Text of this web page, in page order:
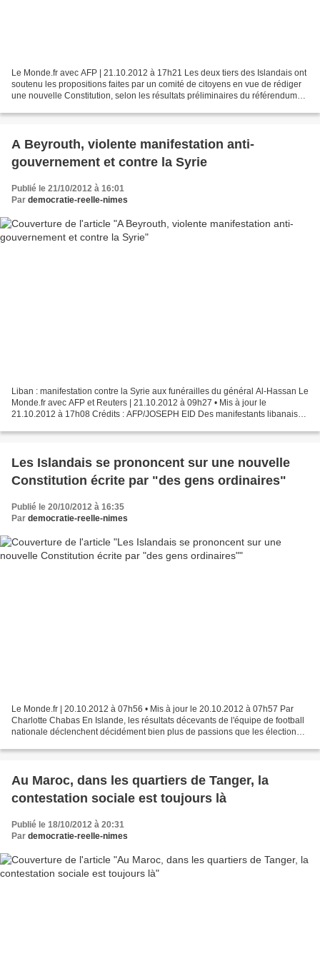
Le Monde.fr avec AFP | 21.10.2012 à 17h21 Les deux tiers des Islandais ont
soutenu les propositions faites par un comité de citoyens en vue de rédiger
une nouvelle Constitution, selon les résultats préliminaires du référendum
A Beyrouth, violente manifestation anti-
gouvernement et contre la Syrie
Publié le 21/10/2012 à 16:01
Par democratie-reelle-nimes
Liban : manifestation contre la Syrie aux funérailles du général Al-Hassan Le
Monde.fr avec AFP et Reuters | 21.10.2012 à 09h27 • Mis à jour le
21.10.2012 à 17h08 Crédits : AFP/JOSEPH EID Des manifestants libanais
Les Islandais se prononcent sur une nouvelle
Constitution écrite par "des gens ordinaires"
Publié le 20/10/2012 à 16:35
Par democratie-reelle-nimes
Le Monde.fr | 20.10.2012 à 07h56 • Mis à jour le 20.10.2012 à 07h57 Par
Charlotte Chabas En Islande, les résultats décevants de l'équipe de football
nationale déclenchent décidément bien plus de passions que les élections.
Au Maroc, dans les quartiers de Tanger, la
contestation sociale est toujours là
Publié le 18/10/2012 à 20:31
Par democratie-reelle-nimes